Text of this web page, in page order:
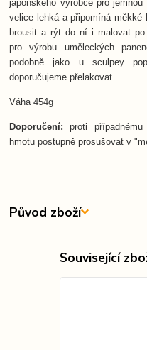
japonského výrobce pro
velice lehká a připomíná měkké
brousit a rýt do ní i malovat
pro výrobu uměleckých
podobně jako u sculpey
doporučujeme přelakovat.
Váha 454g
Doporučení: proti
hmotu postupně prosušovat v
Původ zboží
Související